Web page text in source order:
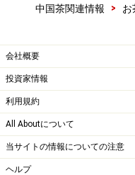
中国茶関連情報
> お
会社概要
投資家情報
利用規約
All Aboutについて
当サイトの情報についての注意
ヘルプ